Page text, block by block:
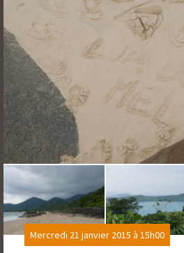
Mercredi 21 janvier 2015 à 15h00